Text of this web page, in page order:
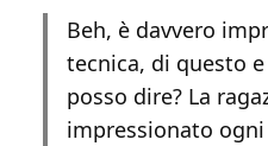
Beh, è ​​davvero
tecnica, di questo
posso dire? La
impressionato